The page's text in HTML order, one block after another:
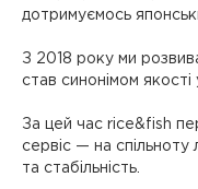
дотримуємось
З 2018 року ми
став синонімом якості
За цей час rice&fish
сервіс — на спільноту
та стабільність.